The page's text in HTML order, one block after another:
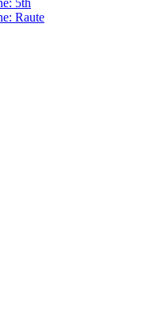
5th
Raute